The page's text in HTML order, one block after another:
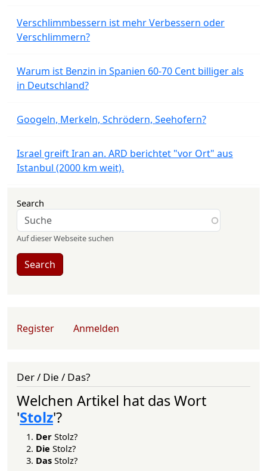
Verschlimmbessern ist mehr Verbessern oder
Verschlimmern?
Warum ist Benzin in Spanien 60-70 Cent billiger als
in Deutschland?
Googeln, Merkeln, Schrödern, Seehofern?
Israel greift Iran an. ARD berichtet "vor Ort" aus
Istanbul (2000 km weit).
Search
Auf dieser Webseite suchen
Search
User account menu
Register Anmelden
Der / Die / Das?
Welchen Artikel hat das Wort
'Stolz'?
Der Stolz?
Die Stolz?
Das Stolz?